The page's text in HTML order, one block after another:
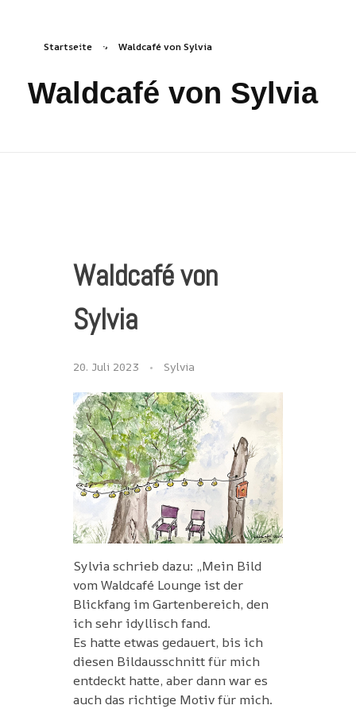
freizeichen.online
Startseite » Waldcafé von Sylvia
Waldcafé von Sylvia
Waldcafé von
Sylvia
20. Juli 2023 Sylvia
Sylvia schrieb dazu: „Mein Bild
vom Waldcafé Lounge ist der
Blickfang im Gartenbereich, den
ich sehr idyllisch fand.
Es hatte etwas gedauert, bis ich
diesen Bildausschnitt für mich
entdeckt hatte, aber dann war es
auch das richtige Motiv für mich.